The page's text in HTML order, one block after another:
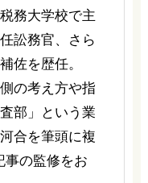
務大学校で主
訟務官、さら
佐を歴任。
の考え方や指
部」という業
合を筆頭に複
事の監修をお